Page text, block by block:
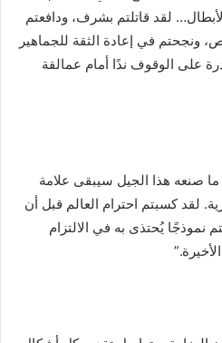
لقد قاتلتم بشرف، ودافعتم
ونجحتم في إعادة الثقة للجماهير
على الوقوف ندًا أمام عمالقة
صنعه هذا الجيل سيبقى علامة
لقد كسبتم احترام العالم قبل أن
نموذجًا يُحتذى به في الالتزام